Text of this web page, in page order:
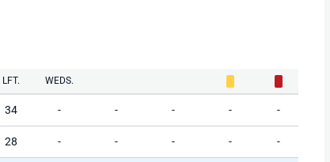
LFT. WEDS.
34 - - - - -
28 - - - - -